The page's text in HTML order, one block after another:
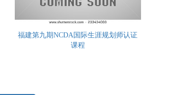
福建第九期NCDA国际生涯规划师认证
课程